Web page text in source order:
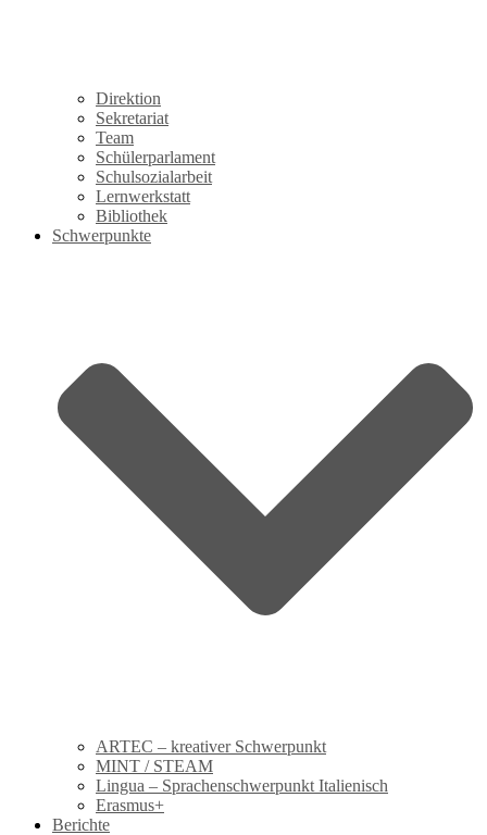
Direktion
Sekretariat
Team
Schülerparlament
Schulsozialarbeit
Lernwerkstatt
Bibliothek
Schwerpunkte
ARTEC – kreativer Schwerpunkt
MINT / STEAM
Lingua – Sprachenschwerpunkt Italienisch
Erasmus+
Berichte